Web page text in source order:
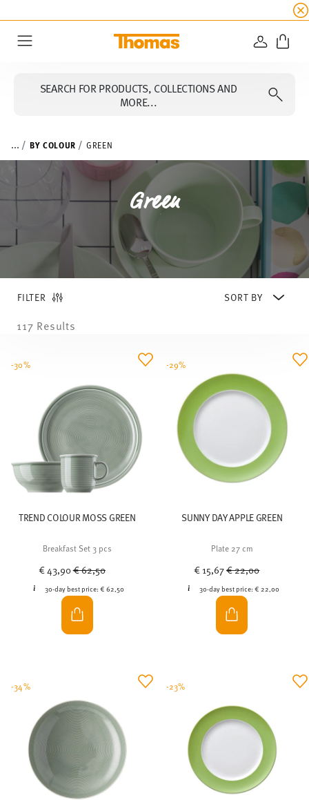
all
LOGIN
SEARCH FOR PRODUCTS, COLLECTIONS AND
MORE...
... BY COLOUR GREEN
Green
FILTER
117 Results
TREND COLOUR MOSS GREEN
Breakfast Set 3 pcs
€ 43,90Price reduced from
€ 62,50
30-day best price:€ 62,50
-30%
SUNNY DAY APPLE GREEN
Plate 27 cm
€ 15,67Price reduced from
€ 22,00
30-day best price:€ 22,00
-29%
-34% -23%